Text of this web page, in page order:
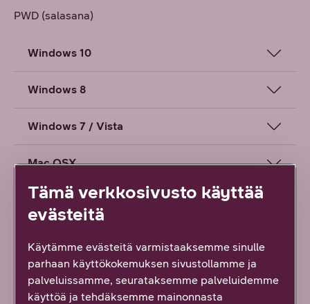
PWD (salasana)
Windows 10
Windows 8
Windows 7 / Vista
Mac OSX
Apple iPad
USB-kaapelin avulla
Tämä verkkosivusto käyttää
evästeitä
Käytämme evästeitä varmistaaksemme sinulle
parhaan käyttökokemuksen sivustollamme ja
palveluissamme, seurataksemme palveluidemme
käyttöä ja tehdäksemme mainonnasta